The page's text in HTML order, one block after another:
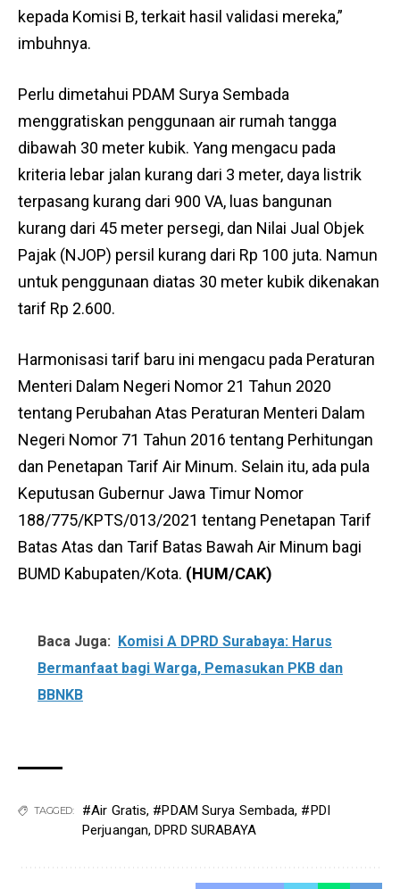
kepada Komisi B, terkait hasil validasi mereka,”
imbuhnya.
Perlu dimetahui PDAM Surya Sembada
menggratiskan penggunaan air rumah tangga
dibawah 30 meter kubik. Yang mengacu pada
kriteria lebar jalan kurang dari 3 meter, daya listrik
terpasang kurang dari 900 VA, luas bangunan
kurang dari 45 meter persegi, dan Nilai Jual Objek
Pajak (NJOP) persil kurang dari Rp 100 juta. Namun
untuk penggunaan diatas 30 meter kubik dikenakan
tarif Rp 2.600.
Harmonisasi tarif baru ini mengacu pada Peraturan
Menteri Dalam Negeri Nomor 21 Tahun 2020
tentang Perubahan Atas Peraturan Menteri Dalam
Negeri Nomor 71 Tahun 2016 tentang Perhitungan
dan Penetapan Tarif Air Minum. Selain itu, ada pula
Keputusan Gubernur Jawa Timur Nomor
188/775/KPTS/013/2021 tentang Penetapan Tarif
Batas Atas dan Tarif Batas Bawah Air Minum bagi
BUMD Kabupaten/Kota. (HUM/CAK)
Baca Juga: Komisi A DPRD Surabaya: Harus
Bermanfaat bagi Warga, Pemasukan PKB dan
BBNKB
TAGGED: #Air Gratis, #PDAM Surya Sembada, #PDI
Perjuangan,DPRD SURABAYA